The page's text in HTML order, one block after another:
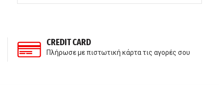
CREDIT CARD
Πλήρωσε με πιστωτική κάρτα τις αγορές σου